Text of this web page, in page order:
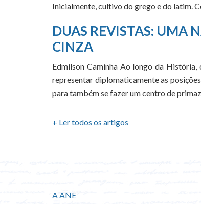
Inicialmente, cultivo do grego e do latim.
DUAS REVISTAS: UMA
CINZA
Edmílson Caminha Ao longo da
representar diplomaticamente as
para também se fazer um centro de
+ Ler todos os artigos
A ANE